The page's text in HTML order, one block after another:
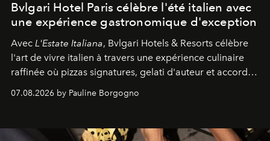
Bvlgari Hotel Paris célèbre l'été italien avec
une expérience gastronomique d'exception
Avec L'Estate Italiana, Bvlgari Hotels & Resorts célèbre
l'art de vivre italien à travers une expérience culinaire
raffinée où pizzas signatures, gelati d'auteur et accords
07.08.2026 by Pauline Borgogno